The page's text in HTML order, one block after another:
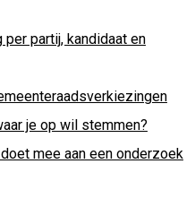
partij, kandidaat en
je op wil stemmen?
mee aan een onderzoek